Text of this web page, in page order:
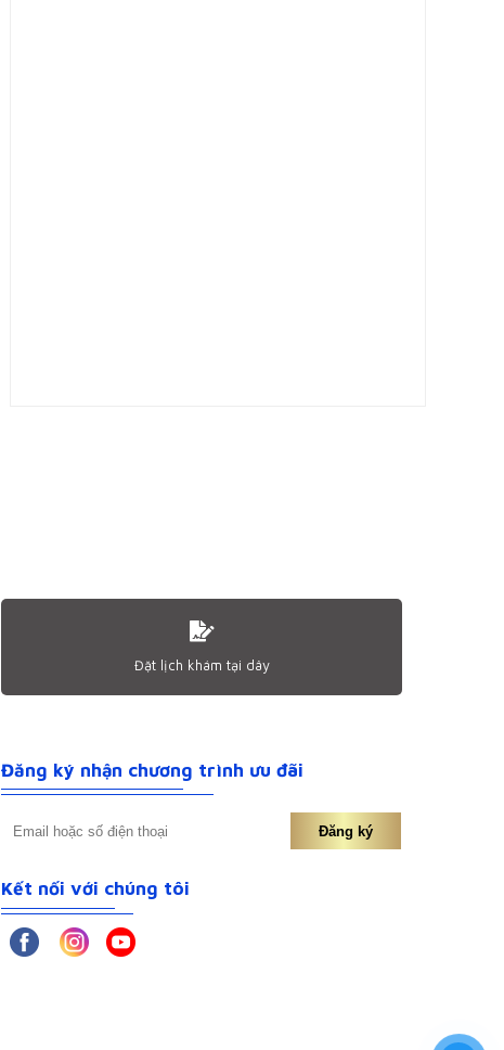
Đặt lịch khám tại dây
Đăng ký nhận chương trình ưu đãi
Đăng ký
Kết nối với chúng tôi